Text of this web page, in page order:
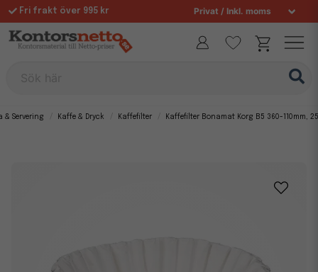
Fri frakt över 995 kr
Allt för din arbetsplats sedan 1997
& Servering Kaffe & Dryck Kaffefilter Kaffefilter Bonamat Korg B5 360-110mm,